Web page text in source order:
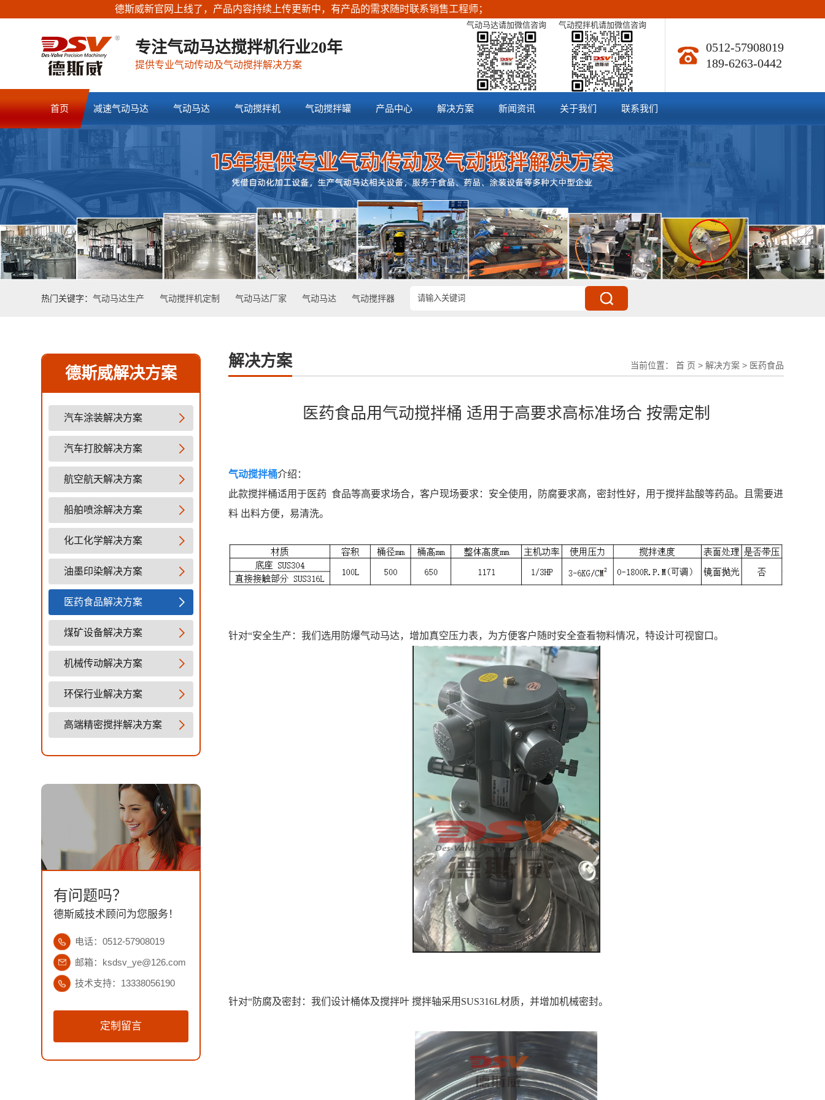
德斯威新官网上线了，产品内容持续上传更新中，有产品的需求随时联系销售工程师；
专注气动马达搅拌机行业20年
提供专业气动传动及气动搅拌解决方案
气动马达请加微信咨询 气动搅拌机请加微信咨询
0512-57908019
189-6263-0442
首页 减速气动马达 气动马达 气动搅拌机 气动搅拌罐 产品中心 解决方案 新闻资讯 关于我们 联系我们
热门关键字：气动马达生产 气动搅拌机定制 气动马达厂家 气动马达 气动搅拌器
德斯威解决方案
汽车涂装解决方案
汽车打胶解决方案
航空航天解决方案
船舶喷涂解决方案
化工化学解决方案
油墨印染解决方案
医药食品解决方案
煤矿设备解决方案
机械传动解决方案
环保行业解决方案
高端精密搅拌解决方案
有问题吗？
德斯威技术顾问为您服务！
电话：0512-57908019
邮箱：ksdsv_ye@126.com
技术支持：13338056190
定制留言
解决方案 当前位置： 首 页 > 解决方案> 医药食品
医药食品用气动搅拌桶 适用于高要求高标准场合 按需定制
气动搅拌桶介绍：
此款搅拌桶适用于医药 食品等高要求场合，客户现场要求：安全使用，防腐要求高，密封性好，用于搅拌盐酸等药品。且需要进
料 出料方便，易清洗。
针对“安全生产：我们选用防爆气动马达，增加真空压力表， 为方便客户随时安全查看物料情况，特设计可视窗口。
针对“防腐及密封：我们设计桶体及搅拌叶 搅拌轴采用SUS316L材质，并增加机械密封。